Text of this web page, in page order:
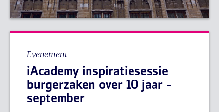
Evenement
iAcademy inspiratiesessie
burgerzaken over 10 jaar -
september